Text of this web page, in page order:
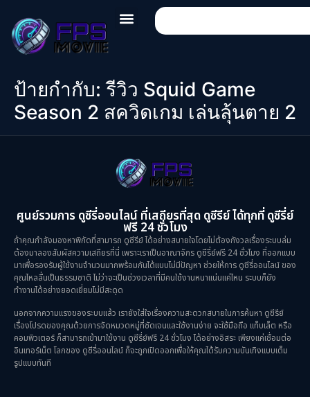
ป้ายกำกับ:รีวิว Squid Game
Season 2 สควิดเกม เล่นลุ้นตาย 2
ศูนย์รวมการ ดูซีรี่ออนไลน์ ที่เสถียรที่สุด ดูซีรีย์ ได้ทุกที่ ดูซีรี่ย์
ฟรี 24 ชั่วโมง
ถ้าคุณกำลังมองหาพิกัดที่สามารถ ดูซีรีย์ ได้อย่างสบายใจโดยไม่ต้องกังวลเรื่องระบบล่ม
ต้องมาลองสัมผัสความเสถียรที่นี่ เพราะเราเป็นอาณาจักร ดูซีรี่ย์ฟรี 24 ชั่วโมง ที่ออกแบบ
มาเพื่อรองรับผู้ใช้งานจำนวนมากพร้อมกันได้แบบไม่มีปัญหา ช่วยให้การ ดูซีรี่ออนไลน์ ของ
คุณไหลลื่นเป็นธรรมชาติ ไม่ว่าจะเป็นช่วงเวลาที่มีคนใช้งานหนาแน่นแค่ไหน ระบบก็ยัง
ทำงานได้อย่างยอดเยี่ยมไม่มีสะดุด
นอกจากความแรงของระบบแล้ว เรายังใส่ใจเรื่องความสะดวกสบายในการค้นหา ดูซีรีย์
เรื่องโปรดของคุณด้วยการจัดหมวดหมู่ที่ชัดเจนและใช้งานง่าย จะใช้มือถือ แท็บเล็ต หรือ
คอมพิวเตอร์ ก็สามารถเข้ามาใช้งาน ดูซีรี่ย์ฟรี 24 ชั่วโมง ได้อย่างอิสระ เพียงแค่เชื่อมต่อ
อินเทอร์เน็ต โลกของ ดูซีรี่ออนไลน์ ก็จะถูกเปิดออกเพื่อให้คุณได้รับความบันเทิงแบบเต็ม
รูปแบบทันที